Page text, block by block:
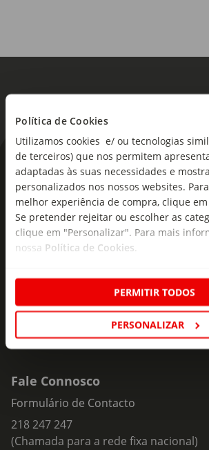
Política de Cookies
Utilizamos cookies e/ ou tecnologias
de terceiros) que nos permitem
adaptadas às suas necessidades e
personalizados nos nossos websites.
melhor experiência de compra, clique
Se pretender rejeitar ou escolher as
clique em "Personalizar". Para mais
nossa Política de Cookies
PERMITIR TODOS
PERSONALIZAR
As novidades mais
seu e-mail!
Subscreva e descubra campanhas
ofertas e novidades para si.
Fale Connosco
Formulário de Contacto
218 247 247
(Chamada para a rede fixa nacional)